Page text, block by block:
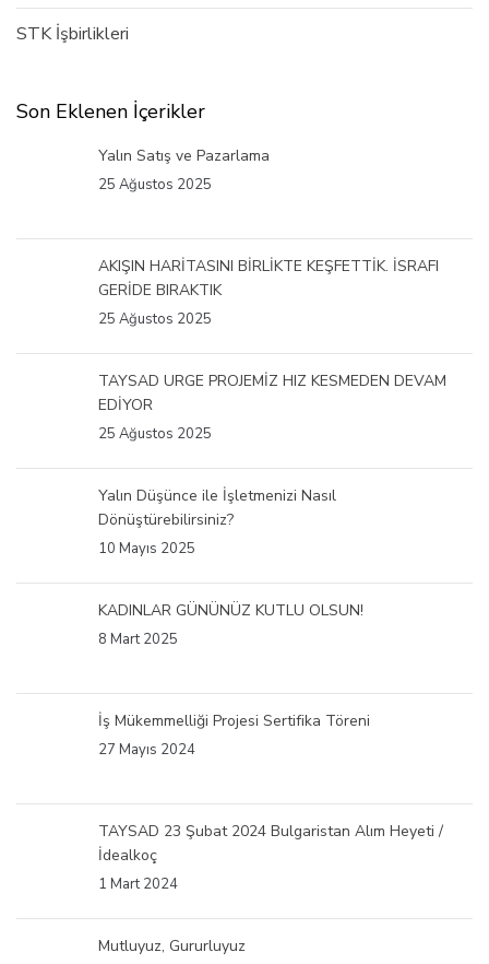
STK İşbirlikleri
Son Eklenen İçerikler
Yalın Satış ve Pazarlama
25 Ağustos 2025
AKIŞIN HARİTASINI BİRLİKTE KEŞFETTİK. İSRAFI
GERİDE BIRAKTIK
25 Ağustos 2025
TAYSAD URGE PROJEMİZ HIZ KESMEDEN DEVAM
EDİYOR
25 Ağustos 2025
Yalın Düşünce ile İşletmenizi Nasıl
Dönüştürebilirsiniz?
10 Mayıs 2025
KADINLAR GÜNÜNÜZ KUTLU OLSUN!
8 Mart 2025
İş Mükemmelliği Projesi Sertifika Töreni
27 Mayıs 2024
TAYSAD 23 Şubat 2024 Bulgaristan Alım Heyeti /
İdealkoç
1 Mart 2024
Mutluyuz, Gururluyuz